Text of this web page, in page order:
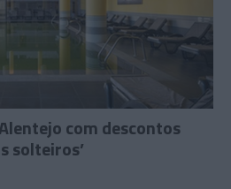
com descontos
solteiros’